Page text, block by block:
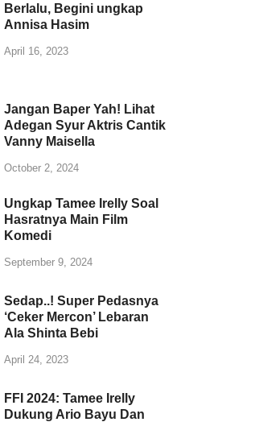
Berlalu, Begini ungkap
Annisa Hasim
April 16, 2023
Jangan Baper Yah! Lihat
Adegan Syur Aktris Cantik
Vanny Maisella
October 2, 2024
Ungkap Tamee Irelly Soal
Hasratnya Main Film
Komedi
September 9, 2024
Sedap..! Super Pedasnya
‘Ceker Mercon’ Lebaran
Ala Shinta Bebi
April 24, 2023
FFI 2024: Tamee Irelly
Dukung Ario Bayu Dan